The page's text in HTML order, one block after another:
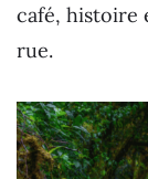
café, histoire
rue.